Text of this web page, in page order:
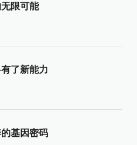
限可能
了新能力
基因密码